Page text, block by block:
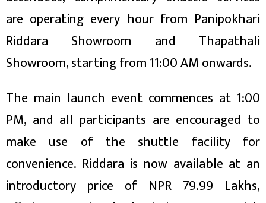
are operating every hour from Panipokhari
Riddara Showroom and Thapathali
Showroom, starting from 11:00 AM onwards.
The main launch event commences at 1:00
PM, and all participants are encouraged to
make use of the shuttle facility for
convenience. Riddara is now available at an
introductory price of NPR 79.99 Lakhs,